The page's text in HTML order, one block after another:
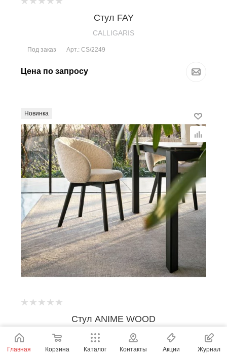
Стул FAY
CALLIGARIS
Под заказ Арт.: CS/2249
Цена по запросу
Новинка
Стул ANIME WOOD
CALLIGARIS
Под заказ Арт.: CS/2247
Главная Корзина Каталог Контакты Акции Журнал